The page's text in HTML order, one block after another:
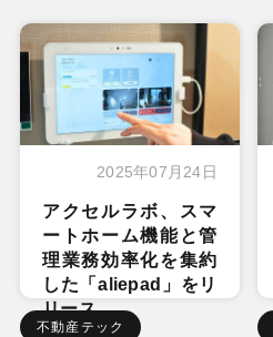
2025年07月24日
アクセルラボ、スマ
ートホーム機能と管
理業務効率化を集約
した「aliepad」をリ
リース
不動産テック